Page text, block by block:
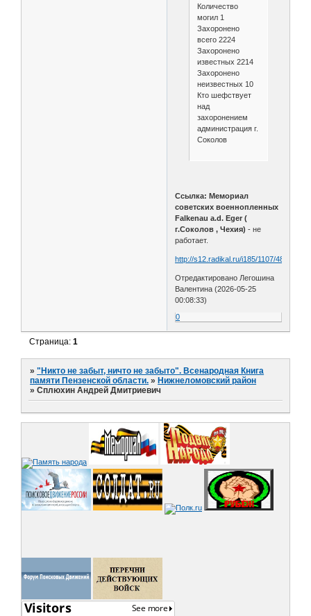
Количество
могил 1
Захоронено
всего 2224
Захоронено
известных 2214
Захоронено
неизвестных 10
Кто шефствует
над
захоронением
администрация г.
Соколов
Ссылка: Мемориал
советских военнопленных
Falkenau a.d. Eger (
г.Соколов , Чехия) - не
работает.
http://s12.radikal.ru/i185/1107/48/
Отредактировано Легошина
Валентина (2026-05-25
00:08:33)
0
Страница:1
»"Никто не забыт, ничто не забыто". Всенародная Книга
памяти Пензенской области. »Нижнеломовский район
»Сплюхин Андрей Дмитриевич